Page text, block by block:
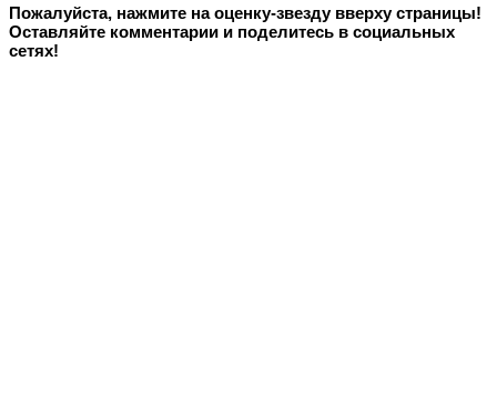
Пожалуйста, нажмите на оценку-звезду вверху страницы!
Оставляйте комментарии и поделитесь в социальных
сетях!